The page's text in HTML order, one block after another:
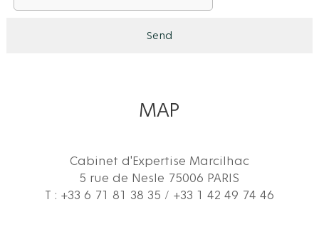
MAP
Cabinet d'Expertise Marcilhac
5 rue de Nesle 75006 PARIS
T : +33 6 71 81 38 35 / +33 1 42 49 74 46
Send